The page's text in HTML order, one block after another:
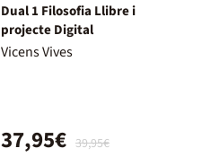
Dual 1 Filosofia Llibre i
projecte Digital
Vicens Vives
39,95€
37,95€